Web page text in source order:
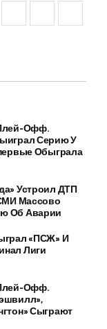
Офф.
Серию У
Обыграла
Устроил ДТП
Массово
Об Аварии
«ПСЖ» И
Лиги
Офф.
Сыграют